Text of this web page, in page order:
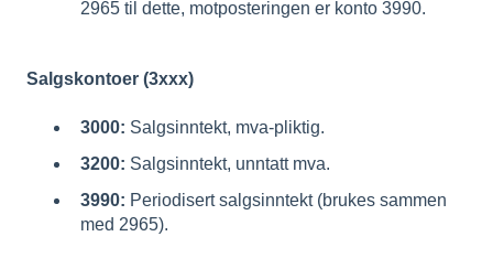
2965 til dette, motposteringen er konto 3990.
Salgskontoer (3xxx)
3000: Salgsinntekt, mva-pliktig.
3200: Salgsinntekt, unntatt mva.
3990: Periodisert salgsinntekt (brukes sammen
med 2965).